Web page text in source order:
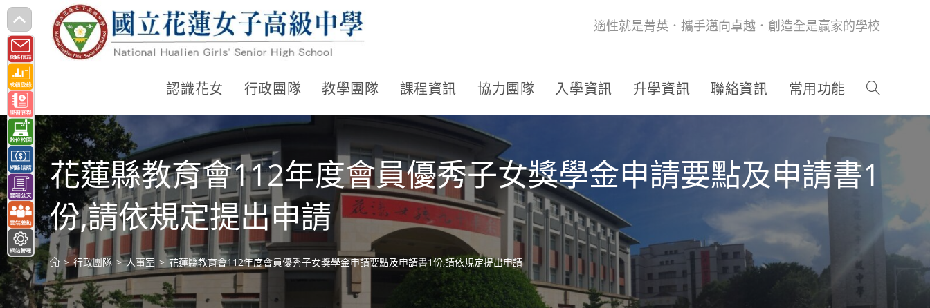
跳
轉
至
主
要
內
容
適性就是菁英．攜手邁向卓越．創造全是贏家的學校
認識花女 行政團隊 教學團隊 課程資訊 協力團隊 入學資訊 升學資訊 聯絡資訊 常用功能
花蓮縣教育會112年度會員優秀子女獎學金申請要點及申請書1
份,請依規定提出申請
> 行政團隊 > 人事室 > 花蓮縣教育會112年度會員優秀子女獎學金申請要點及申請書1份,請依規定提出申請